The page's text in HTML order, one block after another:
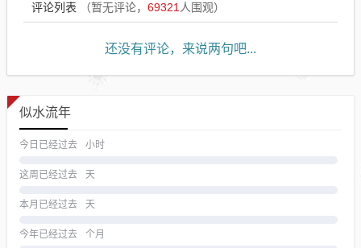
评论列表 （暂无评论， 69321 人围观）
还没有评论，来说两句吧...
似水流年
今日已经过去 小时
这周已经过去 天
本月已经过去 天
今年已经过去 个月